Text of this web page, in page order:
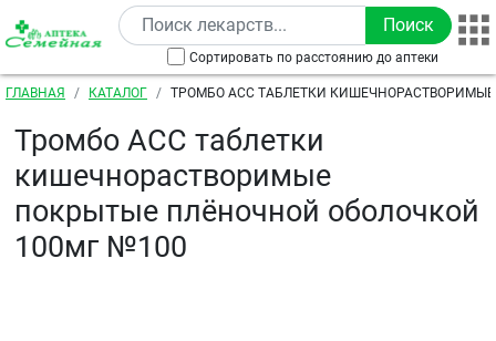
Перейти к основному содержанию
Сортировать по расстоянию до аптеки
Строка навигации
ГЛАВНАЯ КАТАЛОГ
ТРОМБО АСС ТАБЛЕТКИ
Тромбо АСС таблетки
кишечнорастворимые
покрытые плёночной оболочкой
100мг №100